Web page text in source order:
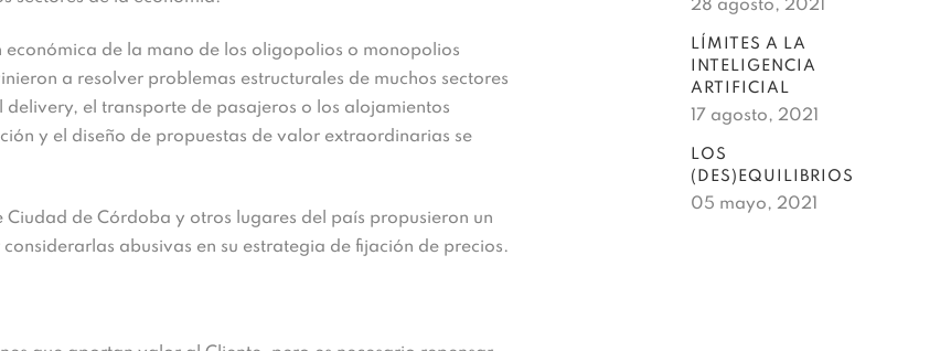
de la mano de los oligopolios o monopolios
a resolver problemas estructurales de muchos sectores
el transporte de pasajeros o los alojamientos
y el diseño de propuestas de valor extraordinarias se
de Córdoba y otros lugares del país propusieron un
abusivas en su estrategia de fijación de precios.
28 agosto, 2021
LÍMITES A LA
INTELIGENCIA
ARTIFICIAL
17 agosto, 2021
LOS
(DES)EQUILIBRIOS
05 mayo, 2021